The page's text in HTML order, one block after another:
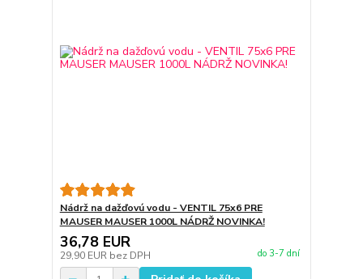
Nádrž na dažďovú vodu - VENTIL 75x6 PRE
MAUSER MAUSER 1000L NÁDRŽ NOVINKA!
36,78 EUR
29,90 EUR bez DPH do 3-7 dní